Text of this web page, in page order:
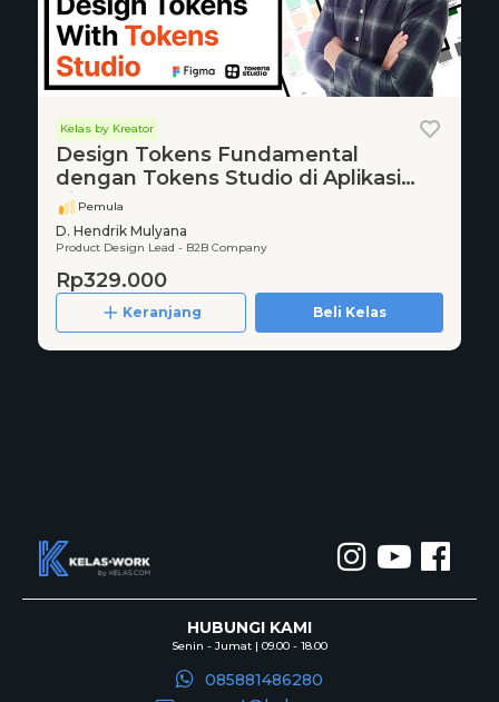
Kelas by Kreator
Design Tokens Fundamental
dengan Tokens Studio di Aplikasi
Figma
Pemula
D. Hendrik Mulyana
Product Design Lead - B2B Company
Rp329.000
Keranjang Beli Kelas
HUBUNGI KAMI
Senin - Jumat | 09.00 - 18.00
085881486280